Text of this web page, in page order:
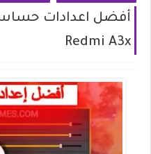
Redmi A3x